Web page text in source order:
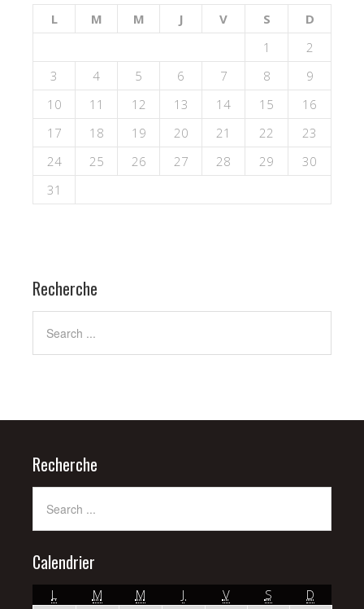
L
M M J V S
D
1
2
3
4 5 6 7 8
9
10
11 12 13 14 15
16
17
18 19 20 21 22
23
24
25 26 27 28 29
30
31
Recherche
Recherche
Calendrier
L MMARDI MMERCREDI
J VVENDREDI
SSAMEDI
D